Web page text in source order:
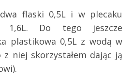
flaski 0,5L i w plecaku
1,6L. Do tego jeszcze
plastikowa 0,5L z wodą w
niej skorzystałem dając ją